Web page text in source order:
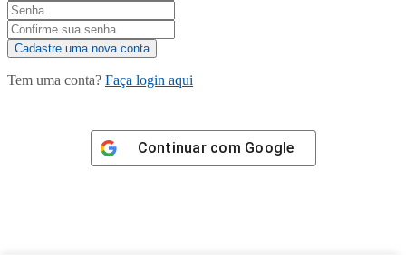
Tem uma conta? Faça login aqui
Continuar com Google